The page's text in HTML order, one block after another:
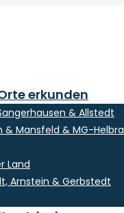
erkunden
& Allstedt
& Mansfeld & MG-Helbra
Land
Arnstein & Gerbstedt